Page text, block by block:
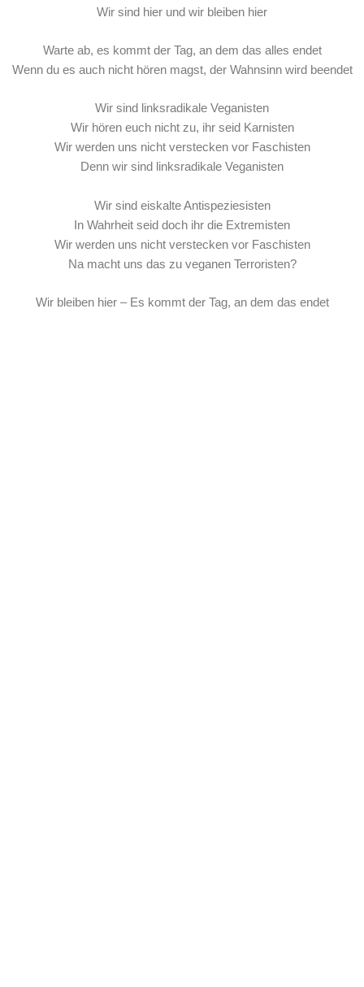
Wir sind hier und wir bleiben hier
Warte ab, es kommt der Tag, an dem das alles endet
Wenn du es auch nicht hören magst, der Wahnsinn wird beendet
Wir sind linksradikale Veganisten
Wir hören euch nicht zu, ihr seid Karnisten
Wir werden uns nicht verstecken vor Faschisten
Denn wir sind linksradikale Veganisten
Wir sind eiskalte Antispeziesisten
In Wahrheit seid doch ihr die Extremisten
Wir werden uns nicht verstecken vor Faschisten
Na macht uns das zu veganen Terroristen?
Wir bleiben hier – Es kommt der Tag, an dem das endet